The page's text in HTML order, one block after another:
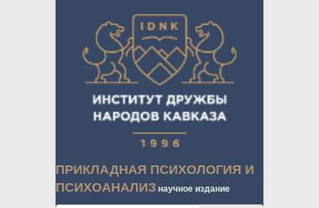
ПРИКЛАДНАЯ ПСИХОЛОГИЯ И
ПСИХОАНАЛИЗ научное издание